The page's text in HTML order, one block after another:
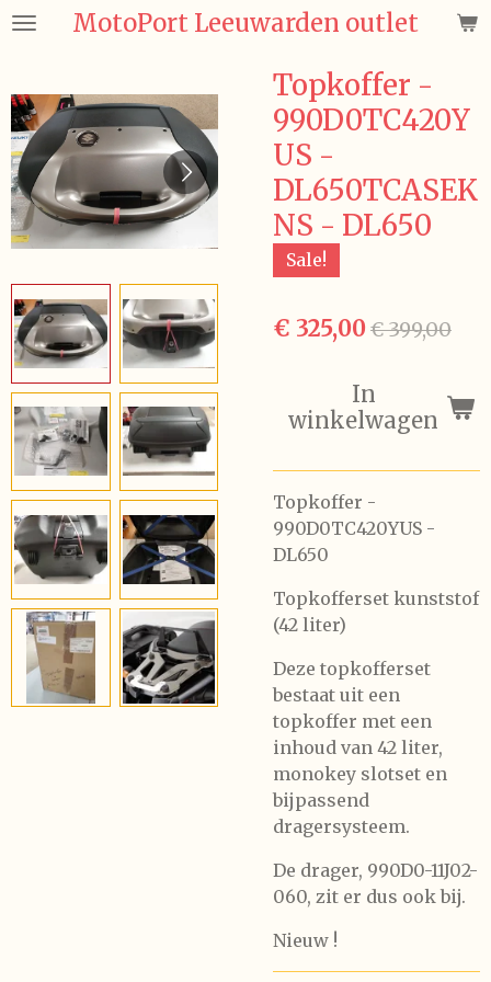
Ga
de
hoofdinhoud
MotoPort Leeuwarden outlet
Topkoffer -
990D0TC420Y
US -
DL650TCASEK
NS - DL650
Sale!
€ 325,00€ 399,00
In
winkelwagen
Topkoffer -
990D0TC420YUS -
DL650
Topkofferset kunststof
(42 liter)
Deze topkofferset
bestaat uit een
topkoffer met een
inhoud van 42 liter,
monokey slotset en
bijpassend
dragersysteem.
De drager, 990D0-11J02-
060, zit er dus ook bij.
Nieuw !